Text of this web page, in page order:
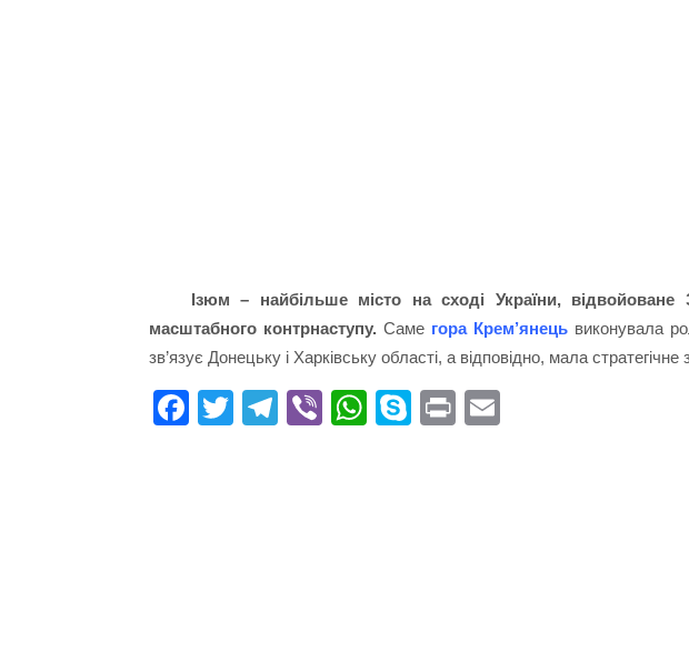
Ізюм – найбільше місто на сході України,
масштабного контрнаступу. Саме гора Крем’янець виконувала
зв’язує Донецьку і Харківську області, а відповідно, мала стратегічне
Fa T
Te Vi
W
S
Pr